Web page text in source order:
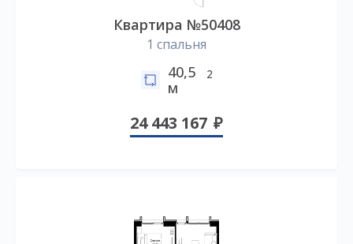
Квартира №50408
1 спальня
40,5
м
2
24 443 167